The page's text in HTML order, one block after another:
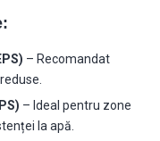
– Recomandat
– Ideal pentru zone
la apă.